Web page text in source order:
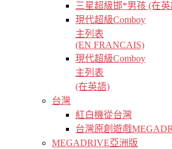
三星超級邯*男孩 (在英
現代超級Comboy
主列表
(EN FRANCAIS)
現代超級Comboy
主列表
(在英語)
台灣
紅白機從台灣
台灣原創遊戲
MEGADRIVE亞洲版